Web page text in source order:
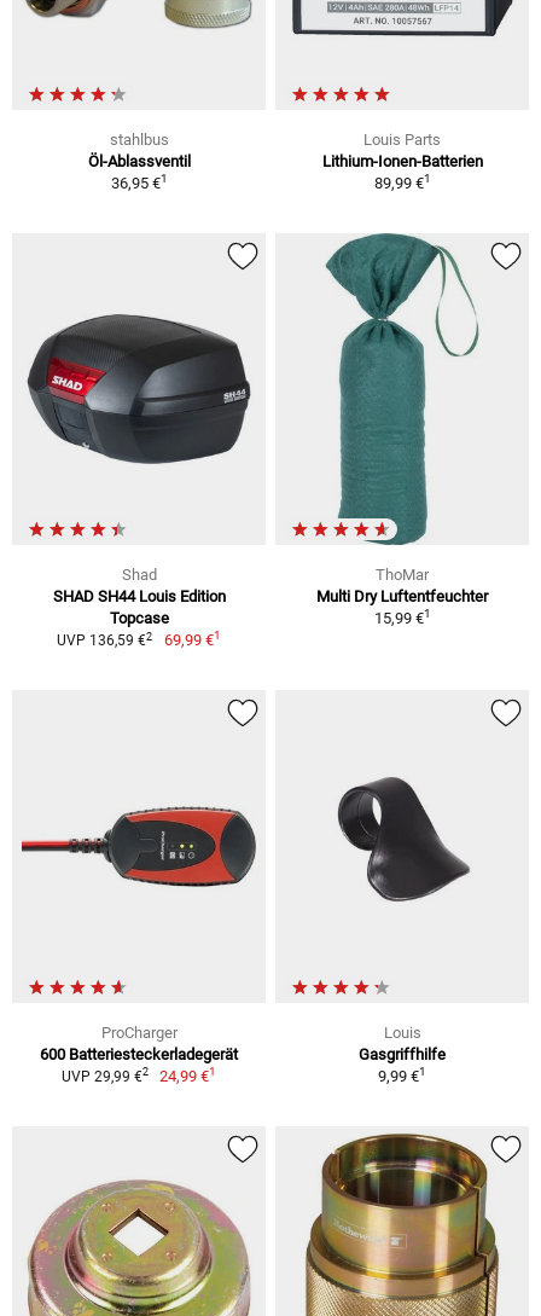
stahlbus
Öl-Ablassventil
36,95 €1
Louis Parts
Lithium-Ionen-Batterien
89,99 €1
Shad
SHAD SH44 Louis Edition
Topcase
UVP 136,59 €2 69,99 €1
ThoMar
Multi Dry Luftentfeuchter
15,99 €1
ProCharger
600 Batteriesteckerladegerät
UVP 29,99 €2 24,99 €1
Louis
Gasgriffhilfe
9,99 €1